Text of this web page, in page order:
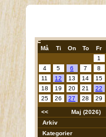
Må Ti On To Fr
1
4
5 6 7 8
11
12 13 14 15
18
19 20 21 22
25
26 27 28 29
<< Maj (2026)
Arkiv
Kategorier